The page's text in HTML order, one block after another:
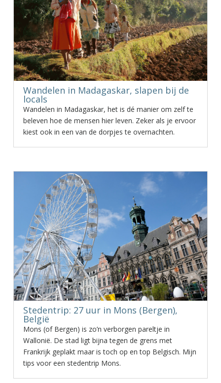
Wandelen in Madagaskar, slapen bij de
locals
Wandelen in Madagaskar, het is dé manier om zelf te
beleven hoe de mensen hier leven. Zeker als je ervoor
kiest ook in een van de dorpjes te overnachten.
Stedentrip: 27 uur in Mons (Bergen),
België
Mons (of Bergen) is zo’n verborgen pareltje in
Wallonië. De stad ligt bijna tegen de grens met
Frankrijk geplakt maar is toch op en top Belgisch. Mijn
tips voor een stedentrip Mons.